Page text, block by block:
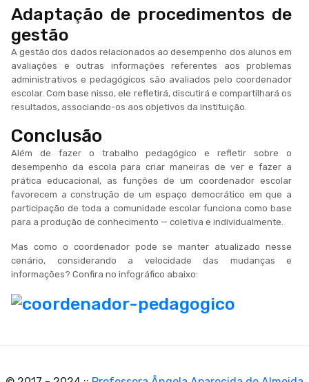
Adaptação de procedimentos de
gestão
A gestão dos dados relacionados ao desempenho dos alunos em
avaliações e outras informações referentes aos problemas
administrativos e pedagógicos são avaliados pelo coordenador
escolar. Com base nisso, ele refletirá, discutirá e compartilhará os
resultados, associando-os aos objetivos da instituição.
Conclusão
Além de fazer o trabalho pedagógico e refletir sobre o
desempenho da escola para criar maneiras de ver e fazer a
prática educacional, as funções de um coordenador escolar
favorecem a construção de um espaço democrático em que a
participação de toda a comunidade escolar funciona como base
para a produção de conhecimento — coletiva e individualmente.
Mas como o coordenador pode se manter atualizado nesse
cenário, considerando a velocidade das mudanças e
informações? Confira no infográfico abaixo: